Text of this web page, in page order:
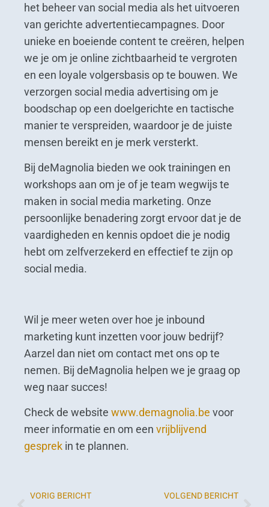
het beheer van social media als het uitvoeren
van gerichte advertentiecampagnes. Door
unieke en boeiende content te creëren, helpen
we je om je online zichtbaarheid te vergroten
en een loyale volgersbasis op te bouwen. We
verzorgen social media advertising om je
boodschap op een doelgerichte en tactische
manier te verspreiden, waardoor je de juiste
mensen bereikt en je merk versterkt.
Bij deMagnolia bieden we ook trainingen en
workshops aan om je of je team wegwijs te
maken in social media marketing. Onze
persoonlijke benadering zorgt ervoor dat je de
vaardigheden en kennis opdoet die je nodig
hebt om zelfverzekerd en effectief te zijn op
social media.
Wil je meer weten over hoe je inbound
marketing kunt inzetten voor jouw bedrijf?
Aarzel dan niet om contact met ons op te
nemen. Bij deMagnolia helpen we je graag op
weg naar succes!
Check de website www.demagnolia.be voor
meer informatie en om een vrijblijvend
gesprek in te plannen.
VORIG BERICHT VOLGEND BERICHT